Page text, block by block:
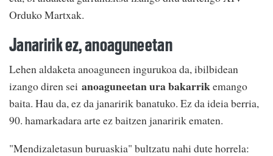
Orduko Martxak.
Janaririk ez, anoaguneetan
Lehen aldaketa anoaguneen ingurukoa da, ibilbidean
izango diren sei anoaguneetan ura bakarrikemango
baita. Hau da, ez da janaririk banatuko. Ez da ideia berria,
90. hamarkadara arte ez baitzen janaririk ematen.
"Mendizaletasun buruaskia" bultzatu nahi dute horrela: